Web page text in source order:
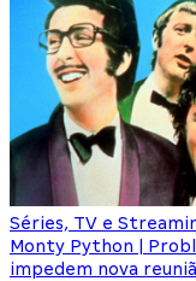
Séries, TV e
Monty Python |
impedem nova